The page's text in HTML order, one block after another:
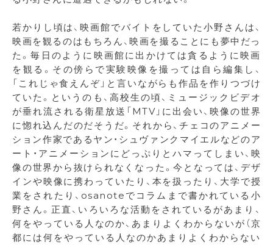
若かりし頃は、映画館でバイトをしていた小野さんは、
映画を観るのはもちろん、映画を撮ることにも夢中だっ
た。毎日のように映画館に出かけては貪るように映画
を観る。その傍らで実験映像を撮っては自ら編集し、
「これじゃ食えんぞ」と言いながらも作品を作りつづけ
ていた。というのも、高校生の頃、ミュージックビデオ
が垂れ流される衛星放送「MTV」に出会い、映像の世界
に惚れ込んだのだそうだ。それから、チェコのアニメー
ション作家であるヤン・シュヴァンクマイエルなどのア
ート・アニメーションにどっぷりとハマってしまい、映
像の世界から抜けられなくなった。今となっては、デザ
インや映像に携わっていたり、本を扱ったり、大学で授
業をされたり、osanoteでコラムまで書かれている小
野さん。正直、いろいろな活動をされているがあまり、
何をやっている人なのか、あまりよくわからないが（京
都には何をやっている人なのかあまりよくわからない